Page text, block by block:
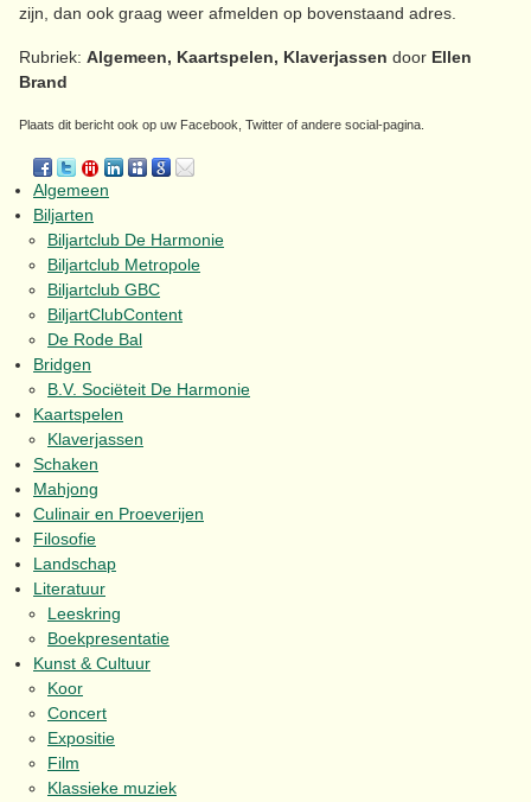
zijn, dan ook graag weer afmelden op bovenstaand adres.
Rubriek: Algemeen, Kaartspelen, Klaverjassen door Ellen
Brand
Plaats dit bericht ook op uw Facebook, Twitter of andere social-pagina.
Algemeen
Biljarten
Biljartclub De Harmonie
Biljartclub Metropole
Biljartclub GBC
BiljartClubContent
De Rode Bal
Bridgen
B.V. Sociëteit De Harmonie
Kaartspelen
Klaverjassen
Schaken
Mahjong
Culinair en Proeverijen
Filosofie
Landschap
Literatuur
Leeskring
Boekpresentatie
Kunst & Cultuur
Koor
Concert
Expositie
Film
Klassieke muziek